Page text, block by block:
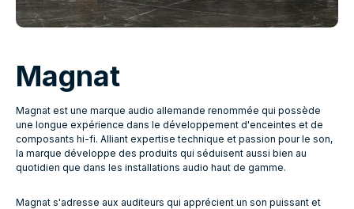
Magnat
Magnat est une marque audio allemande renommée qui possède
une longue expérience dans le développement d'enceintes et de
composants hi-fi. Alliant expertise technique et passion pour le son,
la marque développe des produits qui séduisent aussi bien au
quotidien que dans les installations audio haut de gamme.
Magnat s'adresse aux auditeurs qui apprécient un son puissant et